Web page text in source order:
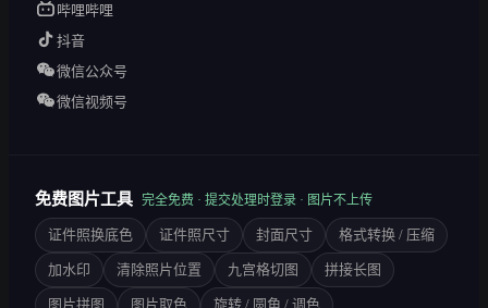
哔哩哔哩
抖音
微信公众号
微信视频号
免费图片工具 完全免费 · 提交处理时登录 · 图片不上传
证件照换底色 证件照尺寸 封面尺寸 格式转换 / 压缩
加水印 清除照片位置 九宫格切图 拼接长图
图片拼图 图片取色 旋转 / 圆角 / 调色